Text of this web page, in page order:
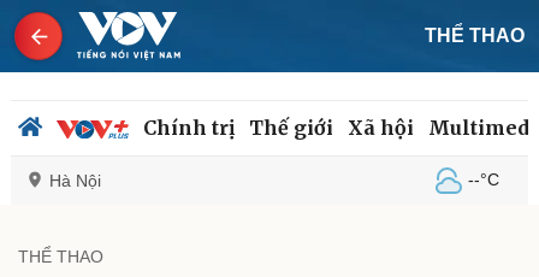
THỂ THAO
Chính trị Thế giới Xã hội
Hà Nội --°C
THỂ THAO